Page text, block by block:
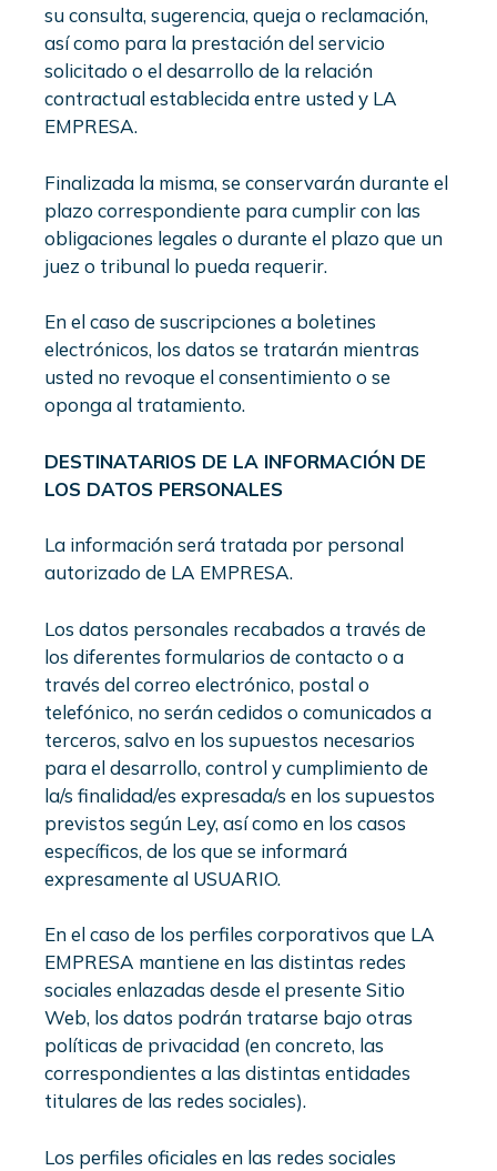
su consulta, sugerencia, queja o reclamación,
así como para la prestación del servicio
solicitado o el desarrollo de la relación
contractual establecida entre usted y LA
EMPRESA.
Finalizada la misma, se conservarán durante el
plazo correspondiente para cumplir con las
obligaciones legales o durante el plazo que un
juez o tribunal lo pueda requerir.
En el caso de suscripciones a boletines
electrónicos, los datos se tratarán mientras
usted no revoque el consentimiento o se
oponga al tratamiento.
DESTINATARIOS DE LA INFORMACIÓN DE
LOS DATOS PERSONALES
La información será tratada por personal
autorizado de LA EMPRESA.
Los datos personales recabados a través de
los diferentes formularios de contacto o a
través del correo electrónico, postal o
telefónico, no serán cedidos o comunicados a
terceros, salvo en los supuestos necesarios
para el desarrollo, control y cumplimiento de
la/s finalidad/es expresada/s en los supuestos
previstos según Ley, así como en los casos
específicos, de los que se informará
expresamente al USUARIO.
En el caso de los perfiles corporativos que LA
EMPRESA mantiene en las distintas redes
sociales enlazadas desde el presente Sitio
Web, los datos podrán tratarse bajo otras
políticas de privacidad (en concreto, las
correspondientes a las distintas entidades
titulares de las redes sociales).
Los perfiles oficiales en las redes sociales